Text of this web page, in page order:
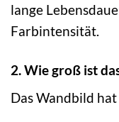
lange
Farbintensität.
2. Wie groß ist
Das Wandbild